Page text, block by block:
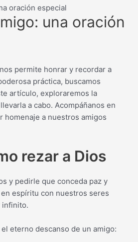
oración especial
una oración
permite honrar y recordar a
práctica, buscamos
artículo, exploraremos la
a cabo. Acompáñanos en
a nuestros amigos
rezar a Dios
y pedirle que conceda paz y
espíritu con nuestros seres
infinito.
eterno descanso de un amigo: